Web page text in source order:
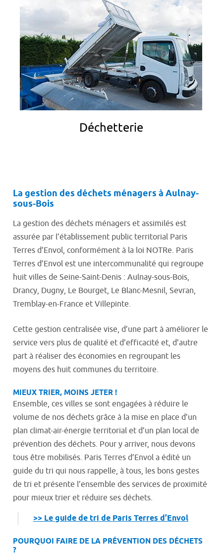
Déchetterie
La gestion des déchets ménagers à Aulnay-
sous-Bois
La gestion des déchets ménagers et assimilés est
assurée par l’établissement public territorial Paris
Terres d’Envol, conformément à la loi NOTRe. Paris
Terres d’Envol est une intercommunalité qui regroupe
huit villes de Seine-Saint-Denis : Aulnay-sous-Bois,
Drancy, Dugny, Le Bourget, Le Blanc-Mesnil, Sevran,
Tremblay-en-France et Villepinte.
Cette gestion centralisée vise, d’une part à améliorer le
service vers plus de qualité et d’efficacité et, d’autre
part à réaliser des économies en regroupant les
moyens des huit communes du territoire.
MIEUX TRIER, MOINS JETER !
Ensemble, ces villes se sont engagées à réduire le
volume de nos déchets grâce à la mise en place d’un
plan climat-air-énergie territorial et d’un plan local de
prévention des déchets. Pour y arriver, nous devons
tous être mobilisés. Paris Terres d’Envol a édité un
guide du tri qui nous rappelle, à tous, les bons gestes
de tri et présente l’ensemble des services de proximité
pour mieux trier et réduire ses déchets.
>> Le guide de tri de Paris Terres d’Envol
POURQUOI FAIRE DE LA PRÉVENTION DES DÉCHETS
?